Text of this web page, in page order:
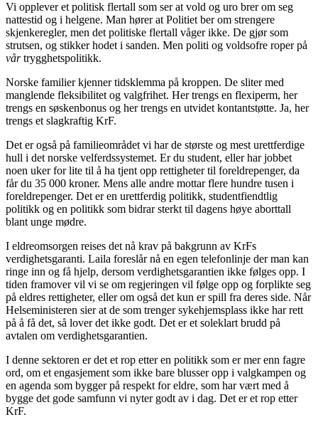
Vi opplever et politisk flertall som ser at vold og uro brer om seg
nattestid og i helgene. Man hører at Politiet ber om strengere
skjenkeregler, men det politiske flertall våger ikke. De gjør som
strutsen, og stikker hodet i sanden. Men politi og voldsofre roper på
vårtrygghetspolitikk.
Norske familier kjenner tidsklemma på kroppen. De sliter med
manglende fleksibilitet og valgfrihet. Her trengs en flexiperm, her
trengs en søskenbonus og her trengs en utvidet kontantstøtte. Ja, her
trengs et slagkraftig KrF.
Det er også på familieområdet vi har de største og mest urettferdige
hull i det norske velferdssystemet. Er du student, eller har jobbet
noen uker for lite til å ha tjent opp rettigheter til foreldrepenger, da
får du 35 000 kroner. Mens alle andre mottar flere hundre tusen i
foreldrepenger. Det er en urettferdig politikk, studentfiendtlig
politikk og en politikk som bidrar sterkt til dagens høye aborttall
blant unge mødre.
I eldreomsorgen reises det nå krav på bakgrunn av KrFs
verdighetsgaranti. Laila foreslår nå en egen telefonlinje der man kan
ringe inn og få hjelp, dersom verdighetsgarantien ikke følges opp. I
tiden framover vil vi se om regjeringen vil følge opp og forplikte seg
på eldres rettigheter, eller om også det kun er spill fra deres side. Når
Helseministeren sier at de som trenger sykehjemsplass ikke har rett
på å få det, så lover det ikke godt. Det er et soleklart brudd på
avtalen om verdighetsgarantien.
I denne sektoren er det et rop etter en politikk som er mer enn fagre
ord, om et engasjement som ikke bare blusser opp i valgkampen og
en agenda som bygger på respekt for eldre, som har vært med å
bygge det gode samfunn vi nyter godt av i dag. Det er et rop etter
KrF.